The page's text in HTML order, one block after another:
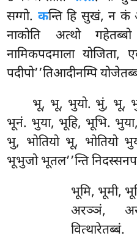
सग्गो. कन्ति हि सुखं, न कं
नाकोति अत्थो
नामिकपदमाला योजिता,
पदीपो’’तिआदीनम्पि
भू, भू, भुयो. भुं, भू,
भूनं. भुया, भूहि, भूभि.
भु, भोतियो भू, भोतियो
भूभुजो भूतल’’न्ति
भूमि, भूमी,
अरञ्ञं,
वित्थारेतब्बं.